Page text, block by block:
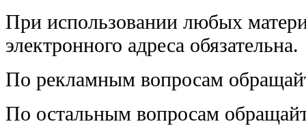
При использовании любых
электронного адреса обязательна.
По рекламным вопросам
По остальным вопросам